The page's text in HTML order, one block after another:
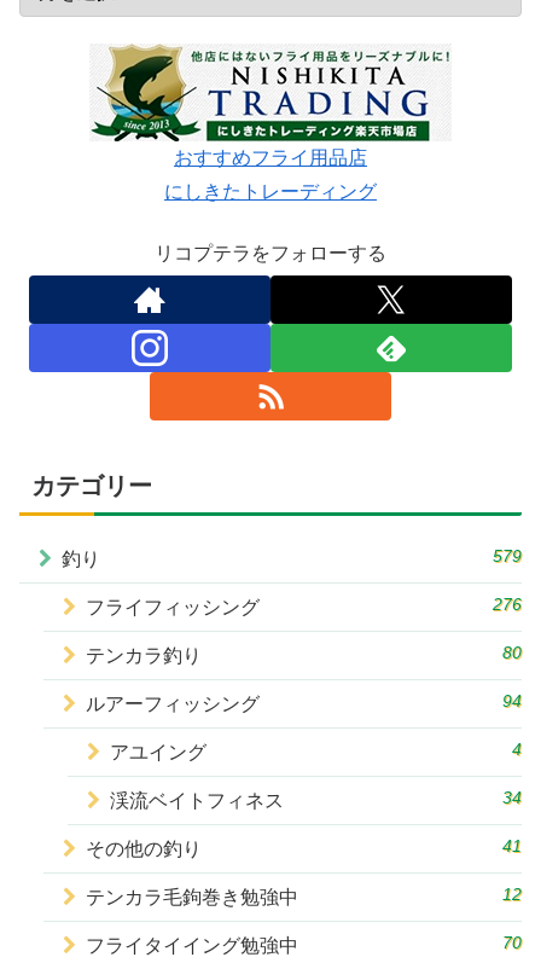
おすすめフライ用品店
にしきたトレーディング
リコプテラをフォローする
カテゴリー
釣り 579
フライフィッシング 276
テンカラ釣り 80
ルアーフィッシング 94
アユイング 4
渓流ベイトフィネス 34
その他の釣り 41
テンカラ毛鉤巻き勉強中 12
フライタイイング勉強中 70